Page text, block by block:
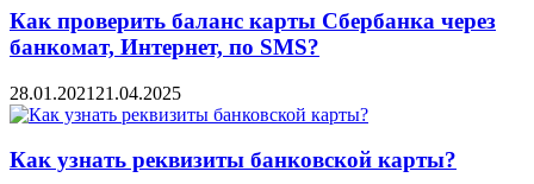
Как проверить баланс карты Сбербанка через
банкомат, Интернет, по SMS?
28.01.2021 21.04.2025
Как узнать реквизиты банковской карты?